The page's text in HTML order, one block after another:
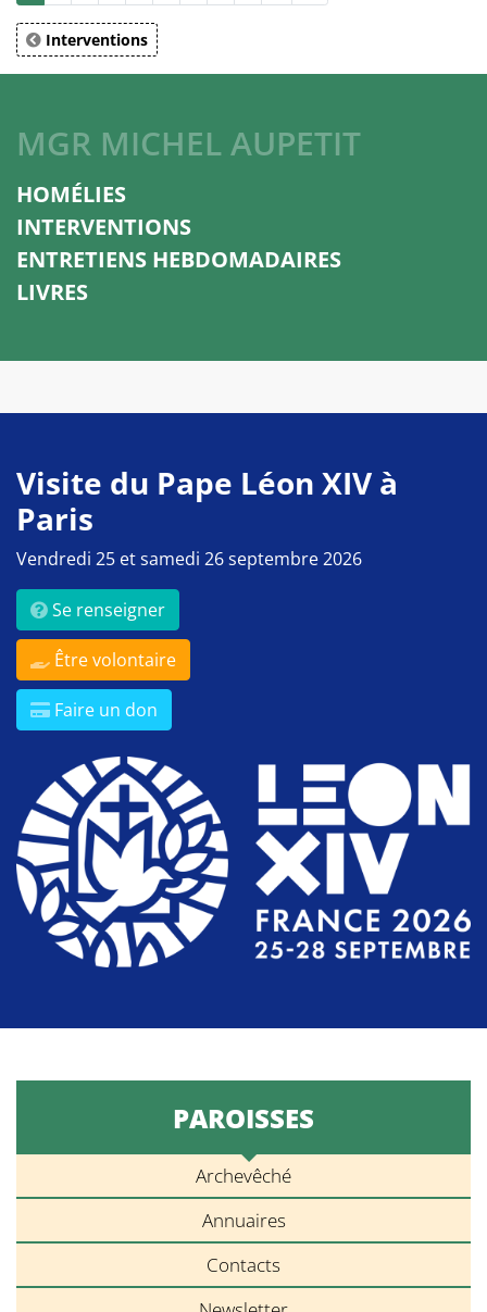
Interventions
MGR MICHEL AUPETIT
HOMÉLIES
INTERVENTIONS
ENTRETIENS HEBDOMADAIRES
LIVRES
Visite du Pape Léon XIV à
Paris
Vendredi 25 et samedi 26 septembre 2026
Se renseigner
Être volontaire
Faire un don
PAROISSES
Archevêché
Annuaires
Contacts